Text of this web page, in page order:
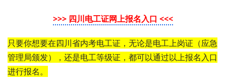
>>> 四川电工证网上报名入口 <<<
只要你想要在四川省内考电工证，无论是电工上岗证（应急
管理局颁发），还是电工等级证，都可以通过以上报名入口
进行报名。